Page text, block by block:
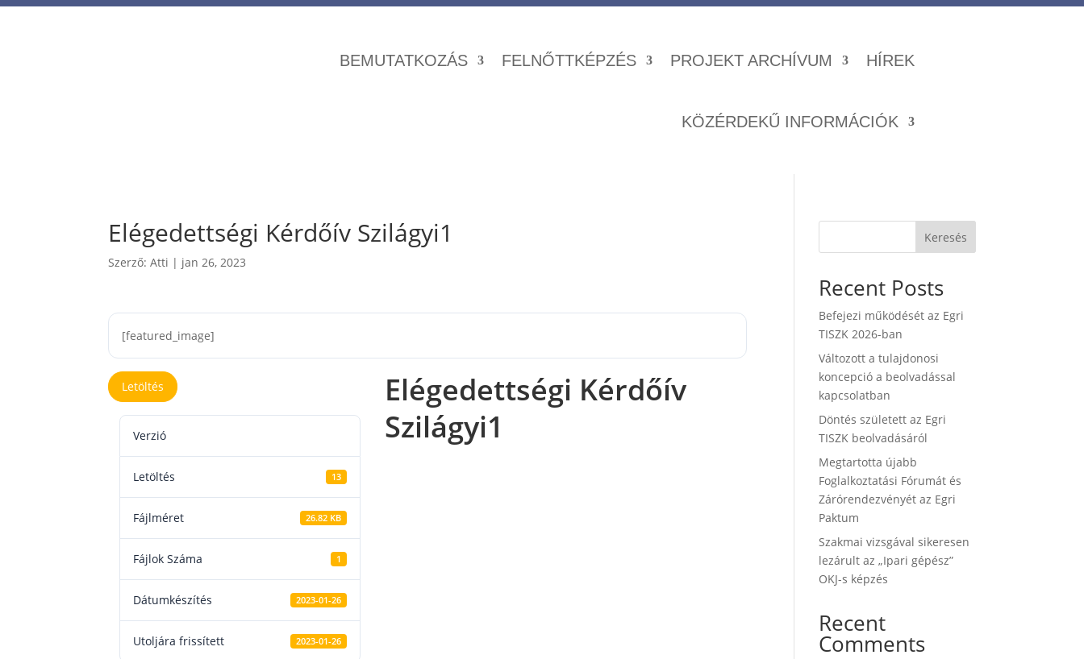
BEMUTATKOZÁS FELNŐTTKÉPZÉS PROJEKT ARCHÍVUM HÍREK
KÖZÉRDEKŰ INFORMÁCIÓK
Elégedettségi Kérdőív Szilágyi1
Szerző:Atti | jan 26, 2023
[featured_image]
Letöltés
Verzió
Letöltés 13
Fájlméret 26.82 KB
Fájlok Száma 1
Dátumkészítés 2023-01-26
Utoljára frissített 2023-01-26
Elégedettségi Kérdőív
Szilágyi1
Keresés
Recent Posts
Befejezi működését az Egri
TISZK 2026-ban
Változott a tulajdonosi
koncepció a beolvadással
kapcsolatban
Döntés született az Egri
TISZK beolvadásáról
Megtartotta újabb
Foglalkoztatási Fórumát és
Zárórendezvényét az Egri
Paktum
Szakmai vizsgával sikeresen
lezárult az „Ipari gépész”
OKJ-s képzés
Recent
Comments